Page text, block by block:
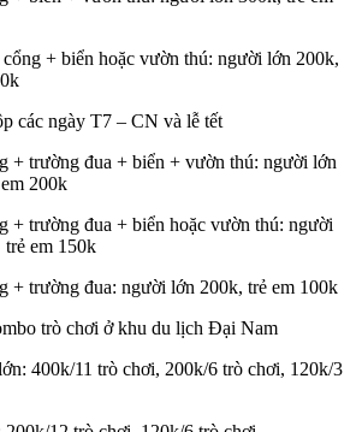
+ biển hoặc vườn thú: người lớn 200k,
các ngày T7 – CN và lễ tết
+ trường đua + biển + vườn thú: người lớn
200k
+ trường đua + biển hoặc vườn thú: người
em 150k
+ trường đua: người lớn 200k, trẻ em 100k
trò chơi ở khu du lịch Đại Nam
400k/11 trò chơi, 200k/6 trò chơi, 120k/3